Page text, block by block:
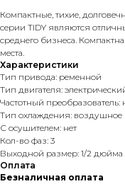
Компактные, тихие,
серии TIDY являются
среднего бизнеса.
места.
Характеристики
Тип привода: ременной
Тип двигателя:
Частотный преобразователь:
Тип охлаждения: воздушное
С осушителем: нет
Кол-во фаз: 3
Выходной размер: 1/2 дюйма
Оплата
Безналичная оплата